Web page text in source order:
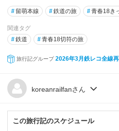
# 留萌本線 #鉄道の旅 #青春18き
関連タグ
#鉄道 #青春18切符の旅
旅行記グループ 2026年3月鉄レコ全線
koreanrailfanさん
この旅行記のスケジュール